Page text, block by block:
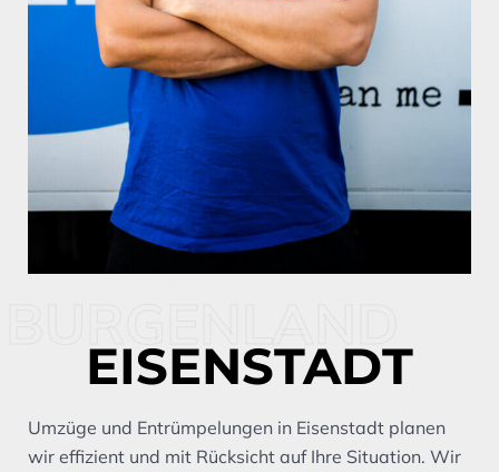
EISENSTADT
Umzüge und Entrümpelungen in Eisenstadt planen
wir effizient und mit Rücksicht auf Ihre Situation. Wir